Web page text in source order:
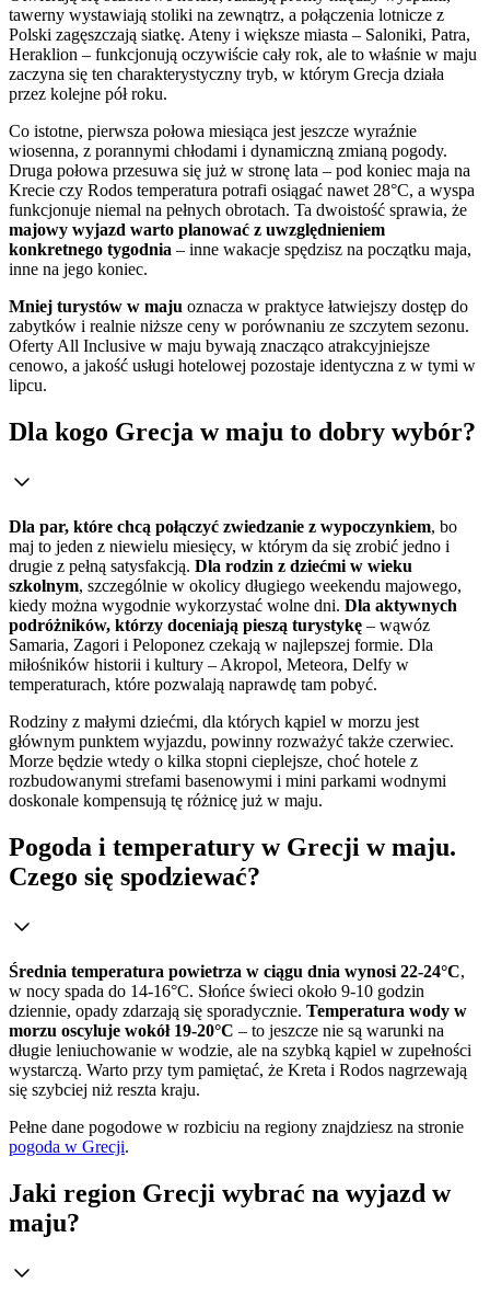
tawerny wystawiają stoliki na zewnątrz, a połączenia lotnicze z
Polski zagęszczają siatkę. Ateny i większe miasta – Saloniki, Patra,
Heraklion – funkcjonują oczywiście cały rok, ale to właśnie w maju
zaczyna się ten charakterystyczny tryb, w którym Grecja działa
przez kolejne pół roku.
Co istotne, pierwsza połowa miesiąca jest jeszcze wyraźnie
wiosenna, z porannymi chłodami i dynamiczną zmianą pogody.
Druga połowa przesuwa się już w stronę lata – pod koniec maja na
Krecie czy Rodos temperatura potrafi osiągać nawet 28°C, a wyspa
funkcjonuje niemal na pełnych obrotach. Ta dwoistość sprawia, że
majowy wyjazd warto planować z uwzględnieniem
konkretnego tygodnia – inne wakacje spędzisz na początku maja,
inne na jego koniec.
Mniej turystów w maju oznacza w praktyce łatwiejszy dostęp do
zabytków i realnie niższe ceny w porównaniu ze szczytem sezonu.
Oferty All Inclusive w maju bywają znacząco atrakcyjniejsze
cenowo, a jakość usługi hotelowej pozostaje identyczna z w tymi w
lipcu.
Dla kogo Grecja w maju to dobry wybór?
Dla par, które chcą połączyć zwiedzanie z wypoczynkiem, bo
maj to jeden z niewielu miesięcy, w którym da się zrobić jedno i
drugie z pełną satysfakcją. Dla rodzin z dziećmi w wieku
szkolnym, szczególnie w okolicy długiego weekendu majowego,
kiedy można wygodnie wykorzystać wolne dni. Dla aktywnych
podróżników, którzy doceniają pieszą turystykę – wąwóz
Samaria, Zagori i Peloponez czekają w najlepszej formie. Dla
miłośników historii i kultury – Akropol, Meteora, Delfy w
temperaturach, które pozwalają naprawdę tam pobyć.
Rodziny z małymi dziećmi, dla których kąpiel w morzu jest
głównym punktem wyjazdu, powinny rozważyć także czerwiec.
Morze będzie wtedy o kilka stopni cieplejsze, choć hotele z
rozbudowanymi strefami basenowymi i mini parkami wodnymi
doskonale kompensują tę różnicę już w maju.
Pogoda i temperatury w Grecji w maju.
Czego się spodziewać?
Średnia temperatura powietrza w ciągu dnia wynosi 22-24°C,
w nocy spada do 14-16°C. Słońce świeci około 9-10 godzin
dziennie, opady zdarzają się sporadycznie. Temperatura wody w
morzu oscyluje wokół 19-20°C – to jeszcze nie są warunki na
długie leniuchowanie w wodzie, ale na szybką kąpiel w zupełności
wystarczą. Warto przy tym pamiętać, że Kreta i Rodos nagrzewają
się szybciej niż reszta kraju.
Pełne dane pogodowe w rozbiciu na regiony znajdziesz na stronie
pogoda w Grecji.
Jaki region Grecji wybrać na wyjazd w
maju?